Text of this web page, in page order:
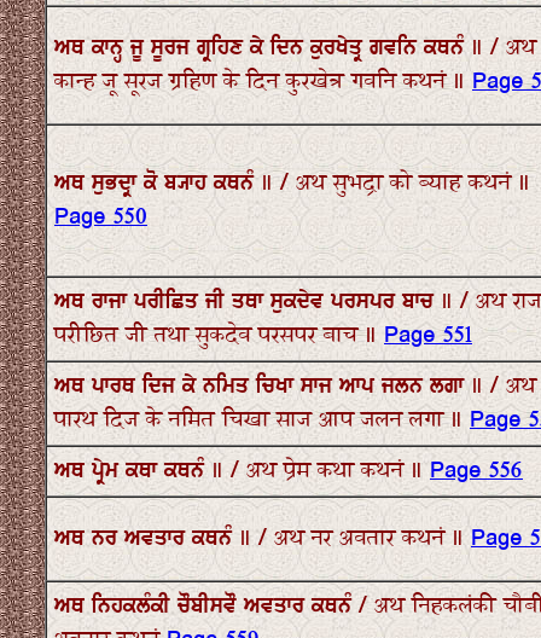
ਅਥ ਕਾਨ੍ਹ ਜੂ ਸੂਰਜ ਗ੍ਰਹਿਣ ਕੇ ਦਿਨ ਕੁਰਖੇਤ੍ਰ ਗਵਨਿ ਕਥਨੰ ॥ / अथ
कान्ह जू सूरज ग्रहिण के दिन कुरखेत्र गवनि कथनं ॥Page
ਅਥ ਸੁਭਦ੍ਰਾ ਕੋ ਬ੍ਯਾਹ ਕਥਨੰ ॥ / अथ सुभद्रा को ब्याह कथनं ॥
Page 550
ਅਥ ਰਾਜਾ ਪਰੀਛਿਤ ਜੀ ਤਥਾ ਸੁਕਦੇਵ ਪਰਸਪਰ ਬਾਚ ॥ / अथ
परीछित जी तथा सुकदेव परसपर बाच ॥ Page 551
ਅਥ ਪਾਰਥ ਦਿਜ ਕੇ ਨਮਿਤ ਚਿਖਾ ਸਾਜ ਆਪ ਜਲਨ ਲਗਾ ॥ / अथ
पारथ दिज के नमित चिखा साज आप जलन लगा ॥ Page
ਅਥ ਪ੍ਰੇਮ ਕਥਾ ਕਥਨੰ ॥ / अथ प्रेम कथा कथनं ॥Page 556
ਅਥ ਨਰ ਅਵਤਾਰ ਕਥਨੰ ॥ / अथ नर अवतार कथनं ॥Page
ਅਥ ਨਿਹਕਲੰਕੀ ਚੌਬੀਸਵੌ ਅਵਤਾਰ ਕਥਨੰ / अथ निहकलंकी